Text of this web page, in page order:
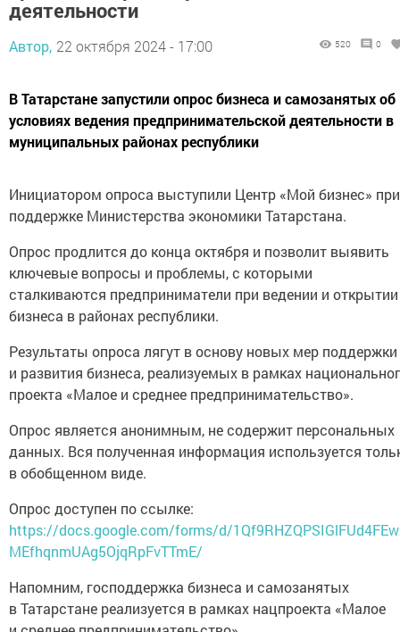
деятельности
Автор, 22 октября 2024 - 17:00 520 0
В Татарстане запустили опрос бизнеса и самозанятых об
условиях ведения предпринимательской деятельности в
муниципальных районах республики
Инициатором опроса выступили Центр «Мой бизнес» при
поддержке Министерства экономики Татарстана.
Опрос продлится до конца октября и позволит выявить
ключевые вопросы и проблемы, с которыми
сталкиваются предприниматели при ведении и открытии
бизнеса в районах республики.
Результаты опроса лягут в основу новых мер поддержки
и развития бизнеса, реализуемых в рамках
проекта «Малое и среднее предпринимательство».
Опрос является анонимным, не содержит персональных
данных. Вся полученная информация используется
в обобщенном виде.
Опрос доступен по ссылке:
https://docs.google.com/forms/d/
MEfhqnmUAg5OjqRpFvTTmE/
Напомним, господдержка бизнеса и самозанятых
в Татарстане реализуется в рамках нацпроекта «Малое